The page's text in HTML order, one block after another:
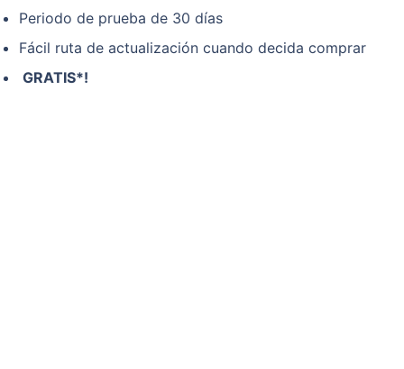
Periodo de prueba de 30 días
Fácil ruta de actualización cuando decida comprar
GRATIS*!